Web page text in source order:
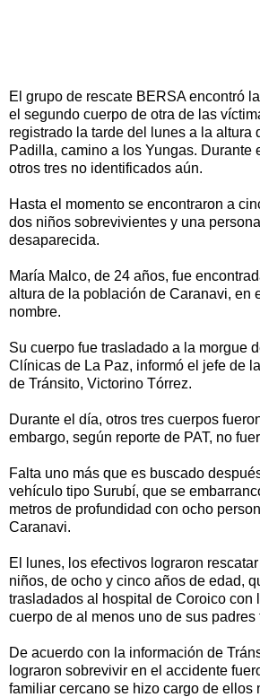
El grupo de rescate BERSA encontró
el segundo cuerpo de otra de las
registrado la tarde del lunes a la altura
Padilla, camino a los Yungas. Durante
otros tres no identificados aún.
Hasta el momento se encontraron a
dos niños sobrevivientes y una
desaparecida.
María Malco, de 24 años, fue
altura de la población de Caranavi, en
nombre.
Su cuerpo fue trasladado a la morgue
Clínicas de La Paz, informó el jefe de
de Tránsito, Victorino Tórrez.
Durante el día, otros tres cuerpos
embargo, según reporte de PAT, no
Falta uno más que es buscado
vehículo tipo Surubí, que se
metros de profundidad con ocho
Caranavi.
El lunes, los efectivos lograron
niños, de ocho y cinco años de edad,
trasladados al hospital de Coroico con
cuerpo de al menos uno de sus padres
De acuerdo con la información de
lograron sobrevivir en el accidente
familiar cercano se hizo cargo de ellos